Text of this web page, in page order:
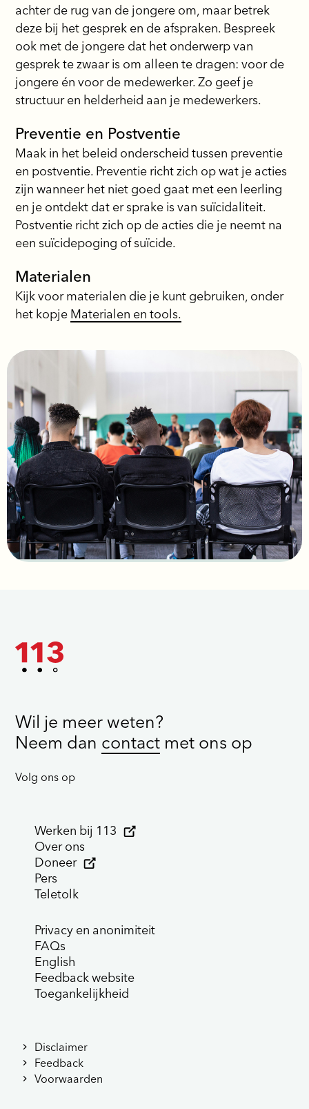
achter de rug van de jongere om, maar betrek
deze bij het gesprek en de afspraken. Bespreek
ook met de jongere dat het onderwerp van
gesprek te zwaar is om alleen te dragen: voor de
jongere én voor de medewerker. Zo geef je
structuur en helderheid aan je medewerkers.
Preventie en Postventie
Maak in het beleid onderscheid tussen preventie
en postventie. Preventie richt zich op wat je acties
zijn wanneer het niet goed gaat met een leerling
en je ontdekt dat er sprake is van suïcidaliteit.
Postventie richt zich op de acties die je neemt na
een suïcidepoging of suïcide.
Materialen
Kijk voor materialen die je kunt gebruiken, onder
het kopje Materialen en tools.
Wil je meer weten?
Neem dan contact met ons op
Volg ons op
Werken bij 113
Over ons
Doneer
Pers
Teletolk
Privacy en anonimiteit
FAQs
English
Feedback website
Toegankelijkheid
Disclaimer
Feedback
Voorwaarden